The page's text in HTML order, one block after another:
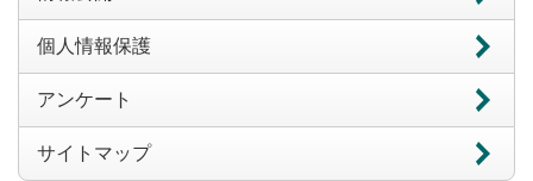
個人情報保護
アンケート
サイトマップ